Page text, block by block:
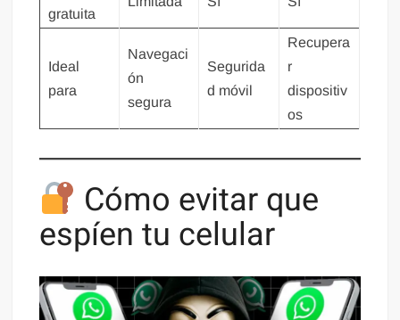
gratuita
Ideal
para
Navegaci
ón
segura
Segurida
d móvil
Recupera
r
dispositiv
os
Cómo evitar que
espíen tu celular